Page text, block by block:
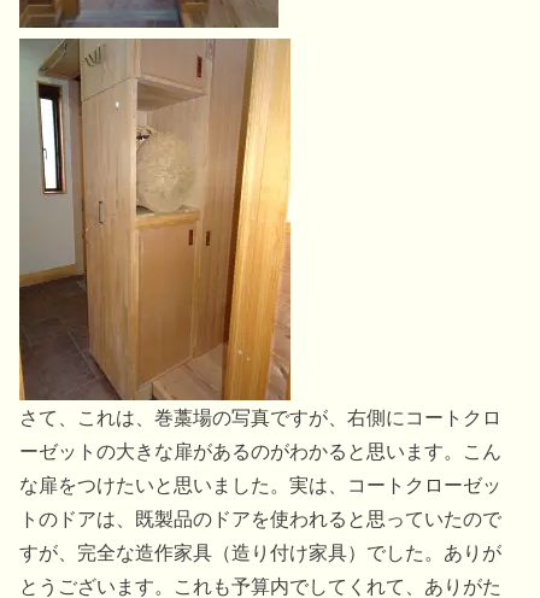
さて、これは、巻藁場の写真ですが、右側にコートクロ
ーゼットの大きな扉があるのがわかると思います。こん
な扉をつけたいと思いました。実は、コートクローゼッ
トのドアは、既製品のドアを使われると思っていたので
すが、完全な造作家具（造り付け家具）でした。ありが
とうございます。これも予算内でしてくれて、ありがた